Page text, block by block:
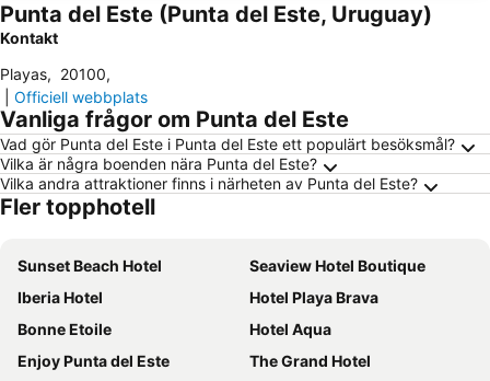
Punta del Este (Punta del Este, Uruguay)
Kontakt
Playas, 20100,
Officiell webbplats
Vanliga frågor om Punta del Este
Vad gör Punta del Este i Punta del Este ett populärt besöksmål?
Vilka är några boenden nära Punta del Este?
Vilka andra attraktioner finns i närheten av Punta del Este?
Fler topphotell
Sunset Beach Hotel
Seaview Hotel Boutique
Iberia Hotel
Hotel Playa Brava
Bonne Etoile
Hotel Aqua
Enjoy Punta del Este
The Grand Hotel